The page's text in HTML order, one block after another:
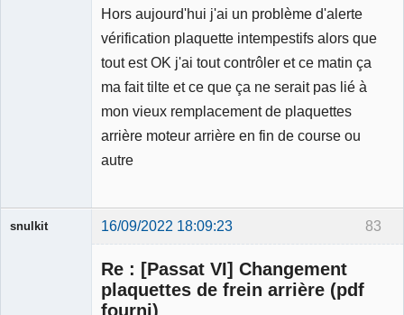
Hors aujourd'hui j'ai un problème d'alerte
vérification plaquette intempestifs alors que
tout est OK j'ai tout contrôler et ce matin ça
ma fait tilte et ce que ça ne serait pas lié à
mon vieux remplacement de plaquettes
arrière moteur arrière en fin de course ou
autre
83
snulkit 16/09/2022 18:09:23
Re : [Passat VI] Changement
plaquettes de frein arrière (pdf
fourni)